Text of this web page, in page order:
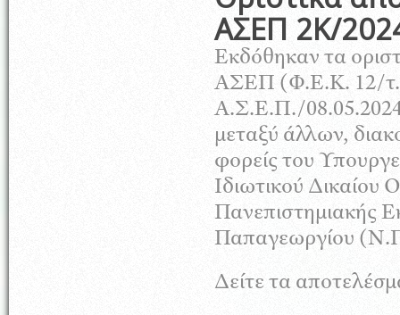
ΑΣΕΠ 2Κ/
Εκδόθηκαν τα
ΑΣΕΠ (Φ.Ε.Κ. 12/τ.
Α.Σ.Ε.Π./
μεταξύ άλλων,
φορείς του
Ιδιωτικού Δικαίου
Πανεπιστημιακής
Παπαγεωργίου
Δείτε τα